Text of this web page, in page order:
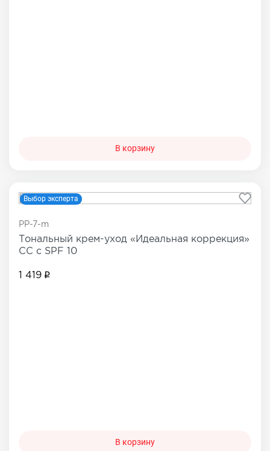
В корзину
Выбор эксперта
PP-7-m
Тональный крем-уход «Идеальная коррекция»
СС с SPF 10
1 419
В корзину